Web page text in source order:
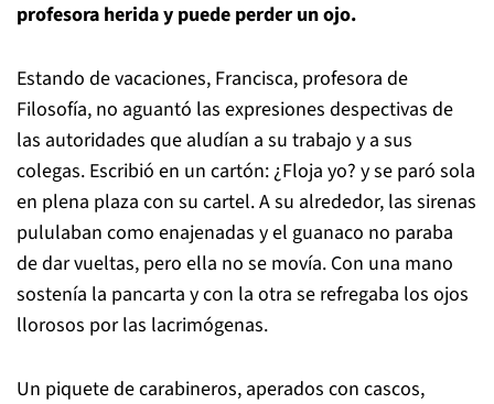
profesora herida y puede perder un ojo.
Estando de vacaciones, Francisca, profesora de
Filosofía, no aguantó las expresiones despectivas de
las autoridades que aludían a su trabajo y a sus
colegas. Escribió en un cartón: ¿Floja yo? y se paró sola
en plena plaza con su cartel. A su alrededor, las sirenas
pululaban como enajenadas y el guanaco no paraba
de dar vueltas, pero ella no se movía. Con una mano
sostenía la pancarta y con la otra se refregaba los ojos
llorosos por las lacrimógenas.
Un piquete de carabineros, aperados con cascos,